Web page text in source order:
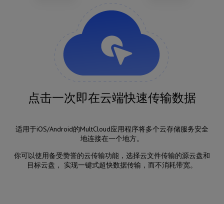
点击一次即在云端快速传输数据
适用于iOS/Android的MultCloud应用程序将多个云存储服务安全
地连接在一个地方。
你可以使用备受赞誉的云传输功能，选择云文件传输的源云盘和
目标云盘， 实现一键式超快数据传输，而不消耗带宽。